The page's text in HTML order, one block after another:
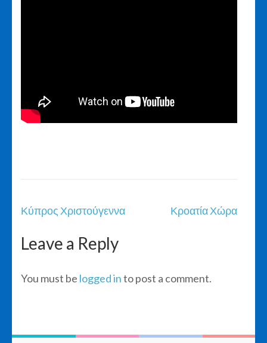
Post
navigation
Κύπρος Χριστούγεννα Κροατία Χώρα
Leave a Reply
You must be logged into post a comment.